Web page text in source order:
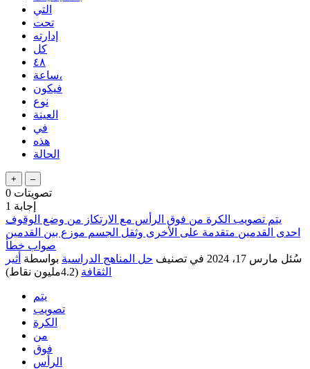
التي
تحت
إدارته
كل
٤٨
ساعة،
فيكون
نوع
العينة
في
هذه
الحالة
0 تصويتات
1 إجابة
يتم تصويب الكرة من فوق الرأس مع الارتكاز من وضع الوقوف
احدى القدمين متقدمة على الأخرى وثقل الجسم موزع بين القدمين
صواب خطأ
سُئل مارس 17، 2024 في تصنيف حل المناهج الدراسية بواسطة أثير
الثقافة (4.2مليون نقاط)
يتم
تصويب
الكرة
من
فوق
الرأس